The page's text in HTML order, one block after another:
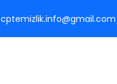
cptemizlik.info@gmail.com